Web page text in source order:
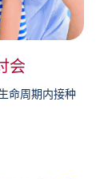
会
命周期内接种